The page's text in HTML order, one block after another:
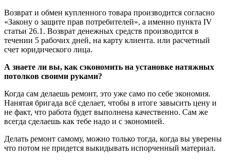
Возврат и обмен купленного товара производится согласно
«Закону о защите прав потребителей», а именно пункта IV
статьи 26.1. Возврат денежных средств производится в
течении 5 рабочих дней, на карту клиента. или расчетный
счет юридического лица.
А знаете ли вы, как сэкономить на установке натяжных
потолков своими руками?
Когда сам делаешь ремонт, это уже само по себе экономия.
Нанятая бригада всё сделает, чтобы в итоге завысить цену и
не факт, что работа будет выполнена качественно. Сам же
всегда сделаешь как тебе надо и с экономией.
Делать ремонт самому, можно только тогда, когда вы уверены
что потом не придется выкидывать испорченный материал.